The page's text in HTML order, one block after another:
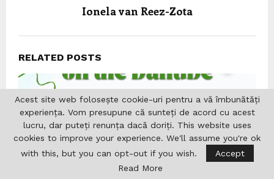
Ionela van Reez-Zota
RELATED POSTS
Acest site web folosește cookie-uri pentru a vă îmbunătăți
experiența. Vom presupune că sunteți de acord cu acest
lucru, dar puteți renunța dacă doriți. This website uses
cookies to improve your experience. We'll assume you're ok
with this, but you can opt-out if you wish.
Accept
Read More